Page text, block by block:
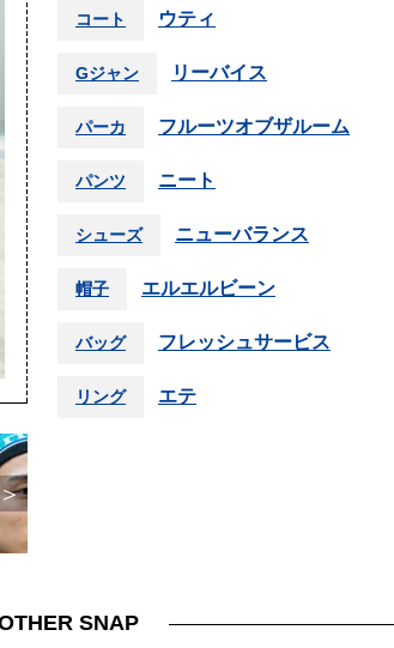
コート ウティ
Gジャン リーバイス
パーカ フルーツオブザルーム
パンツ ニート
シューズ ニューバランス
帽子 エルエルビーン
バッグ フレッシュサービス
リング エテ
SNAP